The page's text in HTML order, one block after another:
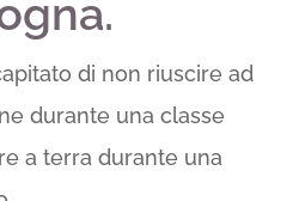
di non riuscire ad
durante una classe
a terra durante una